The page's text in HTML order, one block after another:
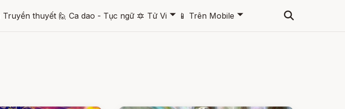
Truyền thuyết 🙋 Ca dao - Tục ngữ 🔯 Tử Vi 🞃 📱 Trên Mobile 🞃